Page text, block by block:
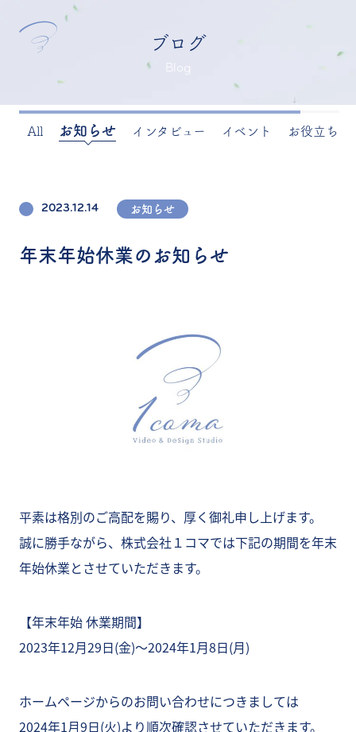
ブログ
Blog
All お知らせ インタビュー イベント お役立ち
2023.12.14 お知らせ
年末年始休業のお知らせ
平素は格別のご高配を賜り、厚く御礼申し上げます。
誠に勝手ながら、株式会社１コマでは下記の期間を年末
年始休業とさせていただきます。
【年末年始 休業期間】
2023年12月29日(金)〜2024年1月8日(月)
ホームページからのお問い合わせにつきましては
2024年1月9日(火)より順次確認させていただきます。